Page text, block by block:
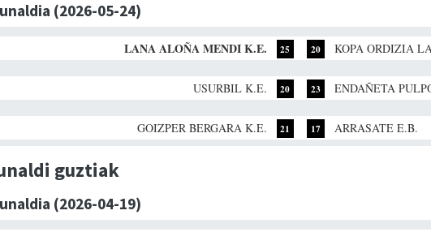
(2026-05-24)
LANA ALOÑA MENDI K.E. 25 20 KOPA ORDIZIA
USURBIL K.E. 20 23 ENDAÑETA
GOIZPER BERGARA K.E. 21 17 ARRASATE E.B.
guztiak
(2026-04-19)